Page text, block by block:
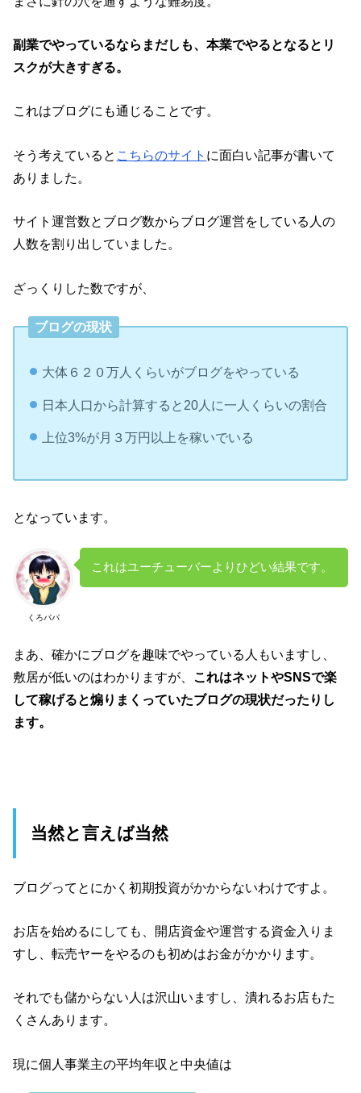
副業でやっているならまだしも、本業でやるとなるとリ
スクが大きすぎる。
これはブログにも通じることです。
そう考えていると こちらのサイト に面白い記事が書いて
ありました。
サイト運営数とブログ数からブログ運営をしている人の
人数を割り出していました。
ざっくりした数ですが、
ブログの現状
大体６２０万人くらいがブログをやっている
日本人口から計算すると20人に一人くらいの割合
上位3%が月３万円以上を稼いでいる
となっています。
くろパパ
これはユーチューバーよりひどい結果です。
まあ、確かにブログを趣味でやっている人もいますし、
敷居が低いのはわかりますが、 これはネットやSNSで楽
して稼げると煽りまくっていたブログの現状だったりし
ます。
当然と言えば当然
ブログってとにかく初期投資がかからないわけですよ。
お店を始めるにしても、開店資金や運営する資金入りま
すし、転売ヤーをやるのも初めはお金がかかります。
それでも儲からない人は沢山いますし、潰れるお店もた
くさんあります。
現に個人事業主の平均年収と中央値は